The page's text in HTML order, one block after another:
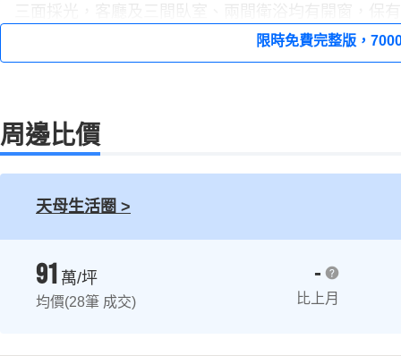
家務動線：規劃前後陽台，景觀陽台由客廳進出，工
務。
限時免費完整版，
周邊比價
天母生活圈 >
91 萬/坪
均價(28筆 成交)
-
比上月